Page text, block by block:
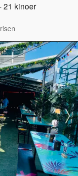
21 kinoer